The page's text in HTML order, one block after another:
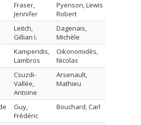
Fraser,
Jennifer
Pyenson, Lewis
Robert
Leitch,
Gillian I.
Dagenais,
Michèle
Kamperidis,
Lambros
Oikonomidès,
Nicolas
Csuzdi-
Vallée,
Antoine
Arsenault,
Mathieu
Guy,
Frédéric
Bouchard, Carl